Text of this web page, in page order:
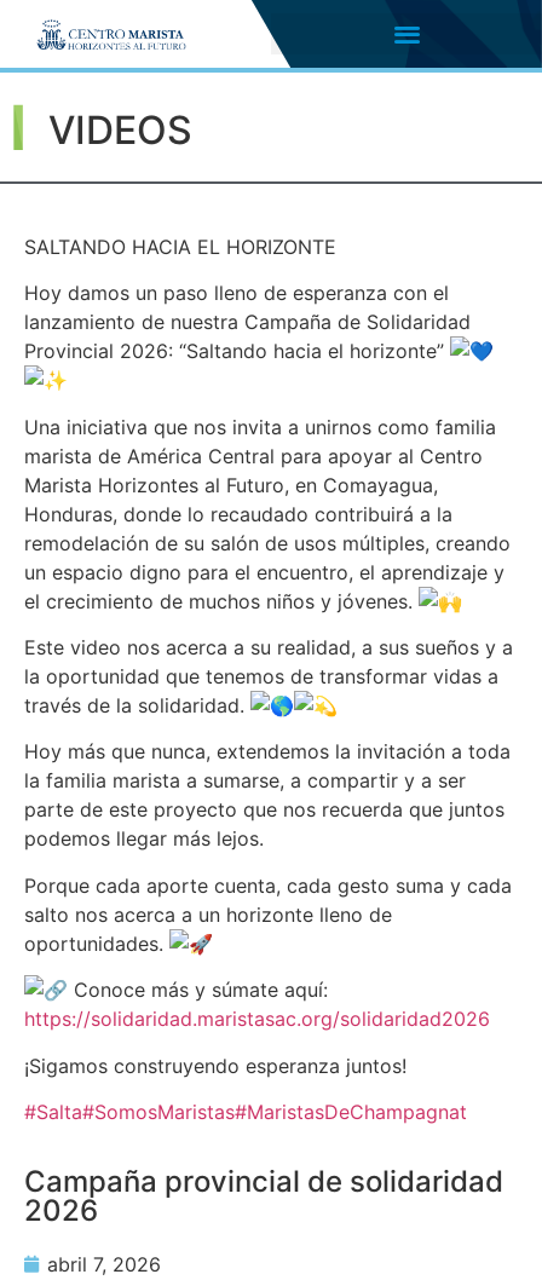
VIDEOS
SALTANDO HACIA EL HORIZONTE
Hoy damos un paso lleno de esperanza con el
lanzamiento de nuestra Campaña de Solidaridad
Provincial 2026: “Saltando hacia el horizonte”
Una iniciativa que nos invita a unirnos como familia
marista de América Central para apoyar al Centro
Marista Horizontes al Futuro, en Comayagua,
Honduras, donde lo recaudado contribuirá a la
remodelación de su salón de usos múltiples, creando
un espacio digno para el encuentro, el aprendizaje y
el crecimiento de muchos niños y jóvenes.
Este video nos acerca a su realidad, a sus sueños y a
la oportunidad que tenemos de transformar vidas a
través de la solidaridad.
Hoy más que nunca, extendemos la invitación a toda
la familia marista a sumarse, a compartir y a ser
parte de este proyecto que nos recuerda que juntos
podemos llegar más lejos.
Porque cada aporte cuenta, cada gesto suma y cada
salto nos acerca a un horizonte lleno de
oportunidades.
Conoce más y súmate aquí:
https://solidaridad.maristasac.org/solidaridad2026
¡Sigamos construyendo esperanza juntos!
#Salta#SomosMaristas#MaristasDeChampagnat
Campaña provincial de solidaridad
2026
abril 7, 2026